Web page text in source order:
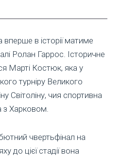
в історії матиме
Ролан Гаррос. Історичне
Марті Костюк, яка у
турніру Великого
Світоліну, чия спортивна
з Харковом.
чвертьфінал на
до цієї стадії вона